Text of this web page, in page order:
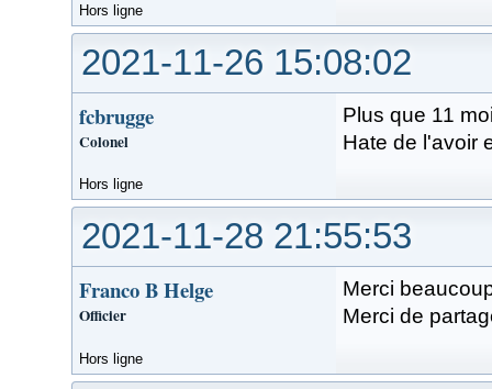
Hors ligne
2021-11-26 15:08:02
fcbrugge
Colonel
Plus que 11
Hate de l'avoir
Hors ligne
2021-11-28 21:55:53
Franco B Helge
Officier
Merci
Merci de
Hors ligne